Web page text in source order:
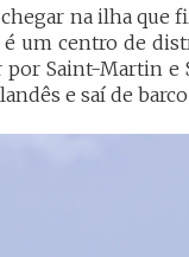
na ilha que
um centro de
por Saint-Martin
e saí de